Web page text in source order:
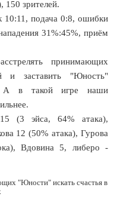
150 зрителей.
10:11, подача 0:8, ошибки
31%:45%, приём
принимающих
и заставить "Юность"
А в такой игре наши
(3 эйса, 64% атака),
12 (50% атака), Гурова
Вдовина 5, либеро -